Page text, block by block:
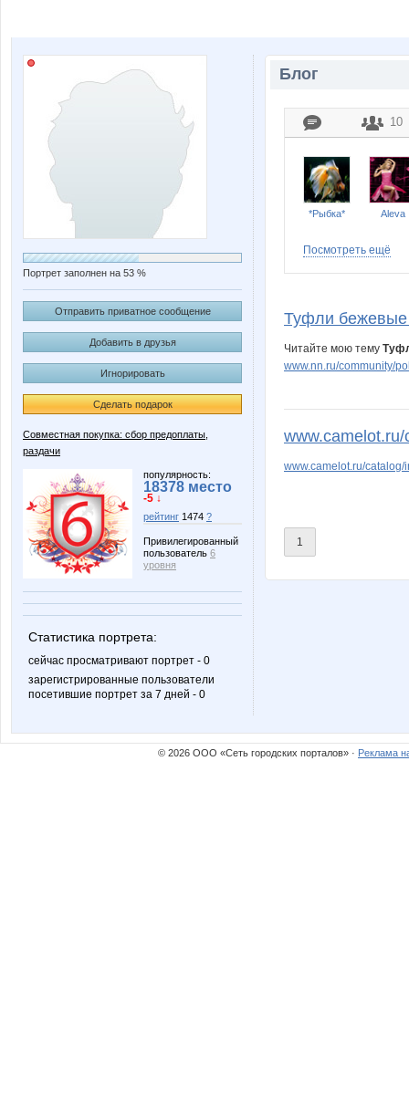
Портрет заполнен на 53 %
Отправить приватное сообщение
Добавить в друзья
Игнорировать
Сделать подарок
Совместная покупка: сбор предоплаты,
раздачи
популярность:
18378 место
-5 ↓
рейтинг 1474 ?
Привилегированный
пользователь 6
уровня
Статистика портрета:
сейчас просматривают портрет - 0
зарегистрированные пользователи
посетившие портрет за 7 дней - 0
Блог
10
*Рыбка* Aleva
Посмотреть ещё
Туфли бежевые
Читайте мою тему
www.nn.ru/community/
www.camelot.ru/
1
© 2026 ООО «Сеть городских порталов» · Реклама